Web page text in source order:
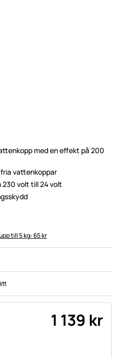
med en effekt på 200
vattenkoppar
230 volt till 24 volt
till 5 kg: 65 kr
1 139 kr